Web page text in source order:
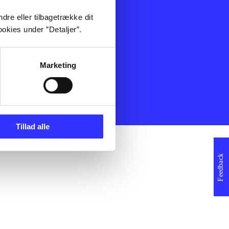
eller tilbagetrække dit
under ”Detaljer”.
Marketing
Tillad alle
Feedback
Film
Musik